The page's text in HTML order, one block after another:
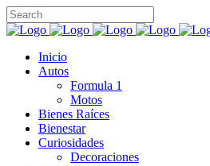
Inicio
Autos
Formula 1
Motos
Bienes Raíces
Bienestar
Curiosidades
Decoraciones